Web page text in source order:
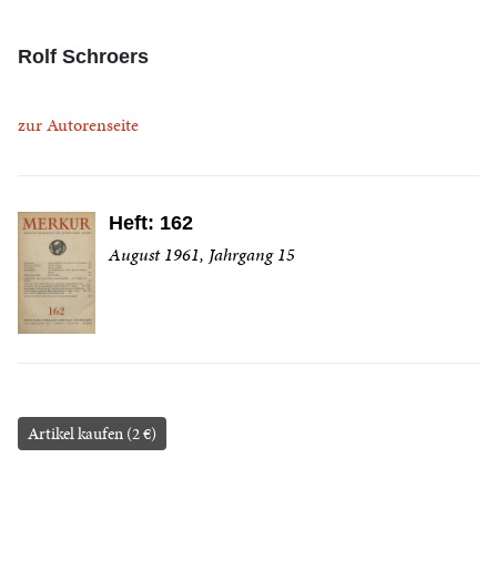
Rolf Schroers
zur Autorenseite
Heft: 162
August 1961, Jahrgang 15
Artikel kaufen (2 €)